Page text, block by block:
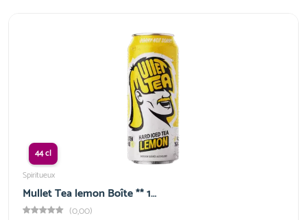
44 cl
Spiritueux
Mullet Tea lemon Boîte ** 1…
(0,00)